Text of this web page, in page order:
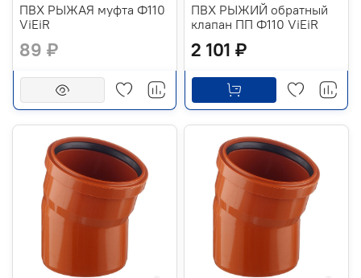
ПВХ РЫЖАЯ муфта Ф110
ViEiR
89 ₽
ПВХ РЫЖИЙ обратный
клапан ПП Ф110 ViEiR
2 101 ₽